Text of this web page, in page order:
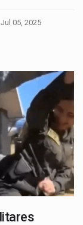
Jul 05, 2025